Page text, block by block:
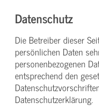
Datenschutz
Die Betreiber dieser
persönlichen Daten
personenbezogenen
entsprechend den
Datenschutzerklärung.